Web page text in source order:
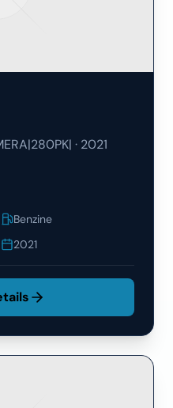
· 2021
Benzine
2021